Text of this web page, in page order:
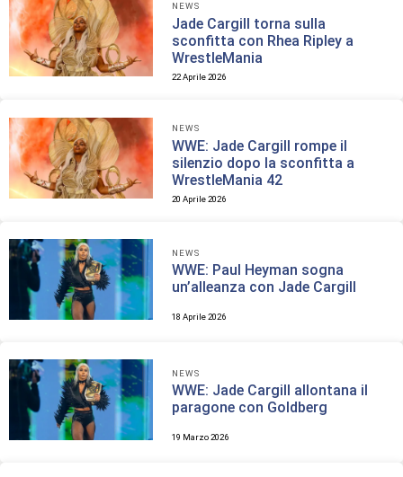
NEWS
Jade Cargill torna sulla
sconfitta con Rhea Ripley a
WrestleMania
22 Aprile 2026
NEWS
WWE: Jade Cargill rompe il
silenzio dopo la sconfitta a
WrestleMania 42
20 Aprile 2026
NEWS
WWE: Paul Heyman sogna
un’alleanza con Jade Cargill
18 Aprile 2026
NEWS
WWE: Jade Cargill allontana il
paragone con Goldberg
19 Marzo 2026